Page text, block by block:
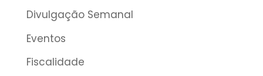
Divulgação Semanal
Eventos
Fiscalidade